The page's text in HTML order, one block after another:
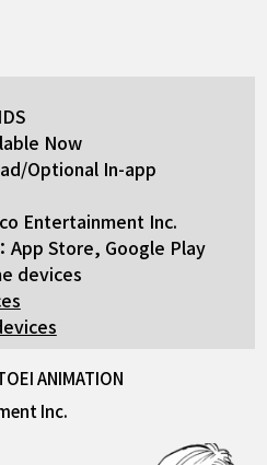
Now
Optional In-app
Entertainment Inc.
Store, Google Play
devices
ANIMATION
Inc.